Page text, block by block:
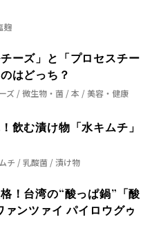
麹
チーズ」と「プロセスチー
はどっち？
ズ / 微生物・菌 / 本 / 美容・健康
飲む漬け物「水キムチ」
チ / 乳酸菌 / 漬け物
！台湾の“酸っぱ鍋”「酸
ンツァイ パイロウグゥ